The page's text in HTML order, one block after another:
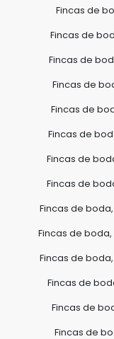
Fincas de
Fincas de
Fincas de
Fincas de
Fincas de
Fincas de
Fincas de
Fincas de
Fincas de
Fincas de boda,
Fincas de
Fincas de
Fincas de
Fincas de